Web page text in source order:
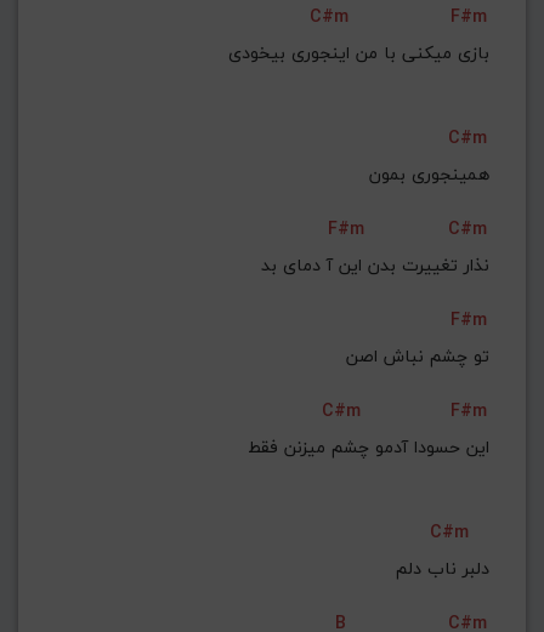
C#m
F#m
بازی میکنی با من اینجوری بیخودی
C#m
همینجوری بمون
F#m
C#m
نذار تغییرت بدن این آ دمای بد
F#m
تو چشم نباش اصن
C#m
F#m
این حسودا آدمو چشم میزنن فقط
C#m
دلبر ناب دلم
B
C#m